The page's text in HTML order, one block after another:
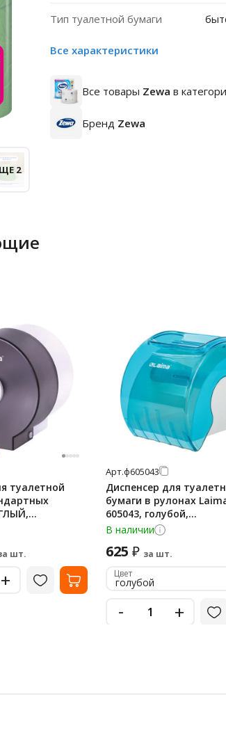
2
Тип туалетной бумаги
Все характеристики
Все товары Zewa в
Бренд Zewa
туалетной
серый, ЛАЙМА,
шт.
+
Арт.ф605043
Диспенсер для
бумаги в рулонах
605043, голубой,
тонированный
В наличии
625 ₽ за шт.
Цвет
голубой
- +